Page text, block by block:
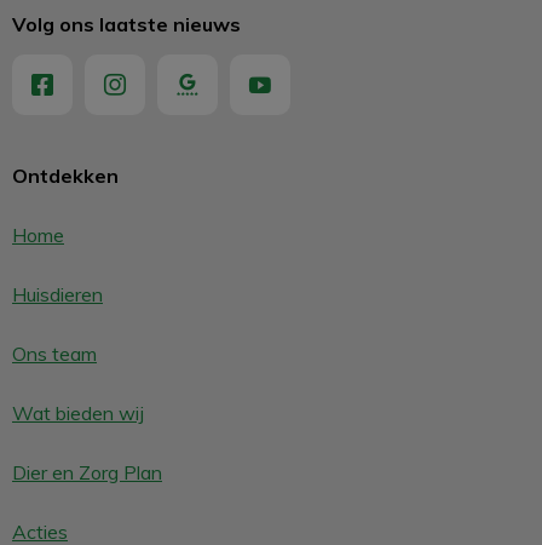
Ontdekken
Home
Huisdieren
Ons team
Wat bieden wij
Dier en Zorg Plan
Acties
Volg ons laatste nieuws